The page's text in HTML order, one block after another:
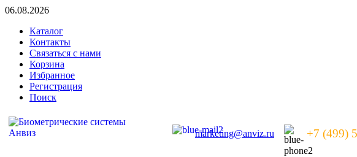
06.08.2026
Каталог
Контакты
Связаться с нами
Корзина
Избранное
Регистрация
Поиск
marketing@anviz.ru +7 (499)